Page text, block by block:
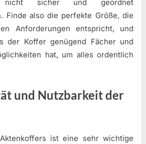
nicht sicher und geordnet
Finde also die perfekte Größe, die
Anforderungen entspricht, und
der Koffer genügend Fächer und
hat, um alles ordentlich
und Nutzbarkeit der
ist eine sehr wichtige